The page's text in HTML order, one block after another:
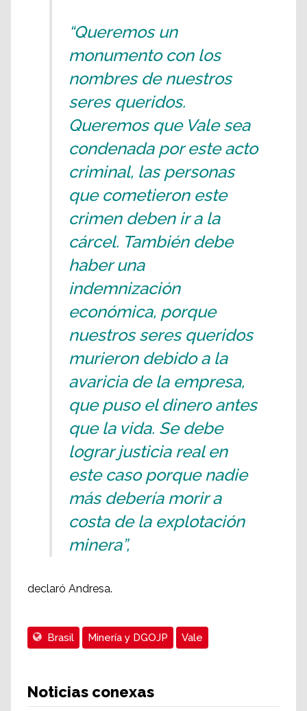
“Queremos un
monumento con los
nombres de nuestros
seres queridos.
Queremos que Vale sea
condenada por este acto
criminal, las personas
que cometieron este
crimen deben ir a la
cárcel. También debe
haber una
indemnización
económica, porque
nuestros seres queridos
murieron debido a la
avaricia de la empresa,
que puso el dinero antes
que la vida. Se debe
lograr justicia real en
este caso porque nadie
más debería morir a
costa de la explotación
minera”,
declaró Andresa.
Brasil Minería y DGOJP Vale
Noticias conexas